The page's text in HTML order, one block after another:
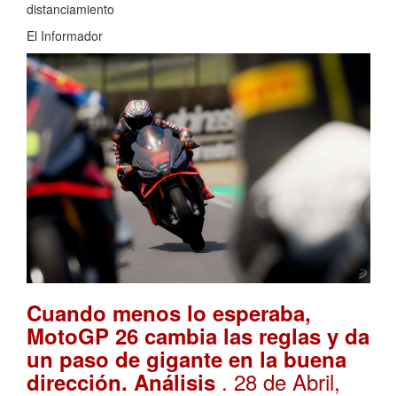
distanciamiento
El Informador
Cuando menos lo esperaba,
MotoGP 26 cambia las reglas y da
un paso de gigante en la buena
dirección. Análisis . 28 de Abril,